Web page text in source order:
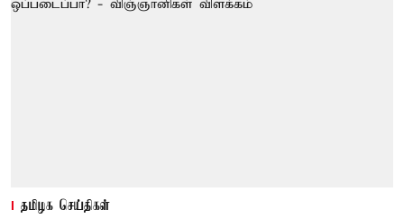
தமிழக செய்திகள்